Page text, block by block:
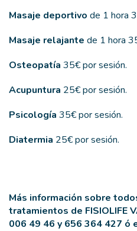
Masaje deportivo de 1 hora
Masaje relajante de 1 hora
Osteopatía 35€ por sesión.
Acupuntura 25€ por sesión.
Psicología 35€ por sesión.
Diatermia 25€ por sesión.
Más información sobre
tratamientos de FISIOLIFE
006 49 46 y 656 364 427 ó